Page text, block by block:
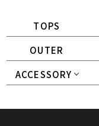
TOPS
OUTER
ACCESSORY